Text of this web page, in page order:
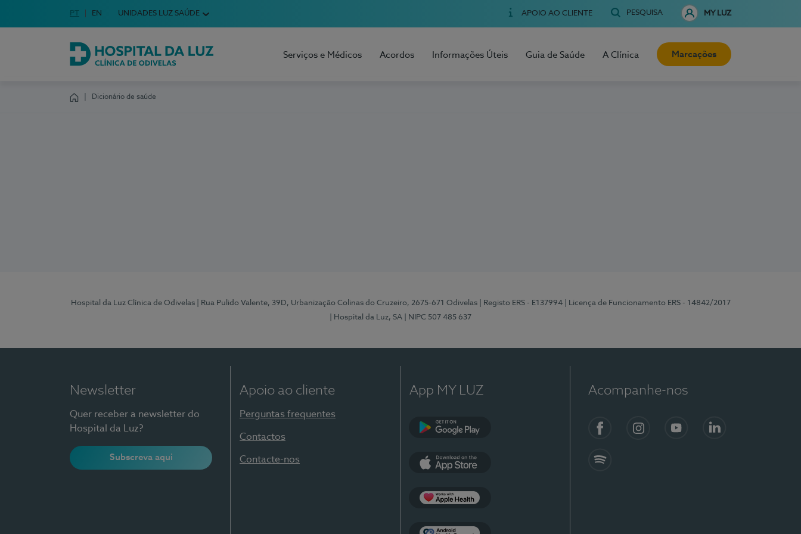
Escolha o seu idioma
Idioma em Português
PT English Language
EN UNIDADES LUZ SAÚDE APOIO AO CLIENTE PESQUISA MY LUZ
Hospital da Luz Clínica de Odivelas
Serviços e Médicos Acordos Informações Úteis Guia de Saúde A Clínica Marcações
Dicionário de saúde
Hospital da Luz Clínica de Odivelas | Rua Pulido Valente, 39D, Urbanização Colinas do Cruzeiro, 2675-671 Odivelas | Registo ERS - E137994
| Licença de Funcionamento ERS - 14842/2017
| Hospital da Luz, SA
| NIPC 507 485 637
Newsletter
Quer receber a newsletter do
Hospital da Luz?
Subscreva aqui
Apoio ao cliente
Perguntas frequentes
Contactos
Contacte-nos
App MY LUZ Acompanhe-nos